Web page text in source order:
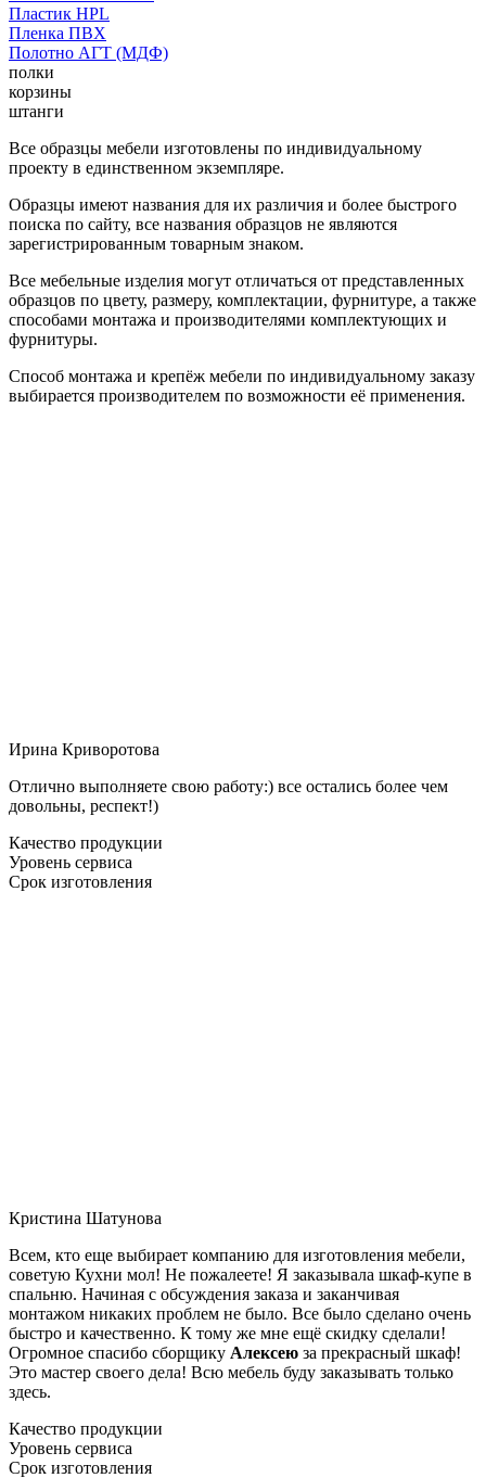
Пластик HPL
Пленка ПВХ
Полотно АГТ (МДФ)
полки
корзины
штанги
Все образцы мебели изготовлены по индивидуальному
проекту в единственном экземпляре.
Образцы имеют названия для их различия и более быстрого
поиска по сайту, все названия образцов не являются
зарегистрированным товарным знаком.
Все мебельные изделия могут отличаться от представленных
образцов по цвету, размеру, комплектации, фурнитуре, а также
способами монтажа и производителями комплектующих и
фурнитуры.
Способ монтажа и крепёж мебели по индивидуальному заказу
выбирается производителем по возможности её применения.
Ирина Криворотова
Отлично выполняете свою работу:) все остались более чем
довольны, респект!)
Качество продукции
Уровень сервиса
Срок изготовления
Кристина Шатунова
Всем, кто еще выбирает компанию для изготовления мебели,
советую Кухни мол! Не пожалеете! Я заказывала шкаф-купе в
спальню. Начиная с обсуждения заказа и заканчивая
монтажом никаких проблем не было. Все было сделано очень
быстро и качественно. К тому же мне ещё скидку сделали!
Огромное спасибо сборщику Алексею за прекрасный шкаф!
Это мастер своего дела! Всю мебель буду заказывать только
здесь.
Качество продукции
Уровень сервиса
Срок изготовления